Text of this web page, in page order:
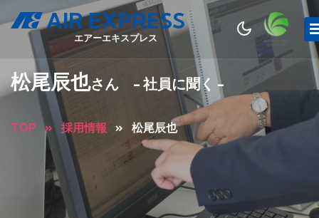
AIR EXPRESS
エアーエキスプレス
松尾辰也さん - 社員に聞く -
TOP 採用情報 松尾辰也